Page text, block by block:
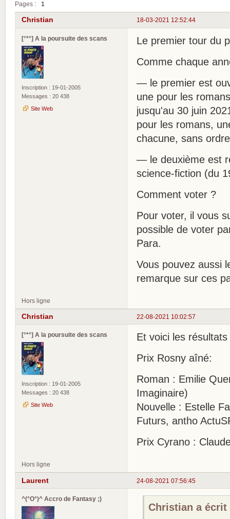
Pages : 1
18-03-2021 12:52:44
Christian
[°*°] A la poursuite des scans
Inscription : 19-01-2005
Messages : 20 438
Site Web
Le premier tour du
Comme chaque
— le premier est
une pour les
jusqu'au 30 juin
pour les romans,
chacune, sans
— le deuxième est
science-fiction (du
Comment voter ?
Pour voter, il vous
possible de voter
Para.
Vous pouvez aussi
remarque sur ces
Hors ligne
22-08-2021 10:02:57
Christian
[°*°] A la poursuite des scans
Inscription : 19-01-2005
Messages : 20 438
Site Web
Et voici les
Prix Rosny aîné:
Roman : Emilie
Imaginaire)
Nouvelle : Estelle
Futurs, antho
Prix Cyrano :
Hors ligne
24-08-2021 07:56:45
Laurent
^(°O°)^ Accro de Fantasy ;)
Christian a écrit